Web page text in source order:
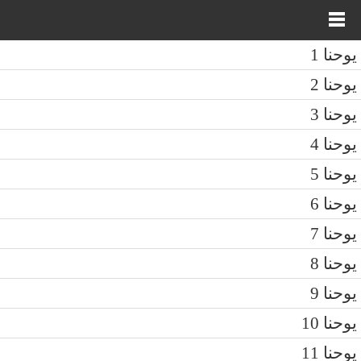
يوحنا 1
يوحنا 2
يوحنا 3
يوحنا 4
يوحنا 5
يوحنا 6
يوحنا 7
يوحنا 8
يوحنا 9
يوحنا 10
يوحنا 11